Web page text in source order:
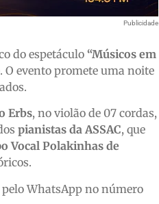
Publicidade
do espetáculo “Músicos em
O evento promete uma noite
Erbs, no violão de 07 cordas,
pianistas da ASSAC, que
Vocal Polakinhas de
WhatsApp no número